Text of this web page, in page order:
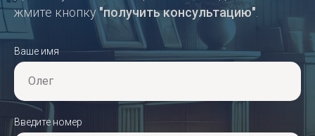
жмите кнопку"получить консультацию"
Ваше имя
Олег
Введите номер